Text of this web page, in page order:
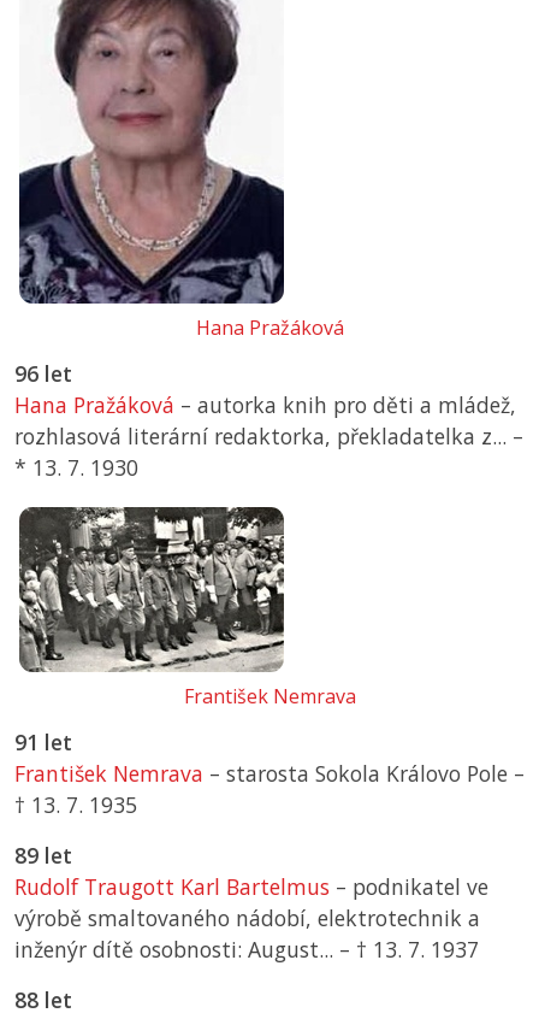
Hana Pražáková
96 let
Hana Pražáková – autorka knih pro děti a mládež,
rozhlasová literární redaktorka, překladatelka z... –
* 13. 7. 1930
František Nemrava
91 let
František Nemrava – starosta Sokola Královo Pole –
† 13. 7. 1935
89 let
Rudolf Traugott Karl Bartelmus – podnikatel ve
výrobě smaltovaného nádobí, elektrotechnik a
inženýr dítě osobnosti: August... – † 13. 7. 1937
88 let